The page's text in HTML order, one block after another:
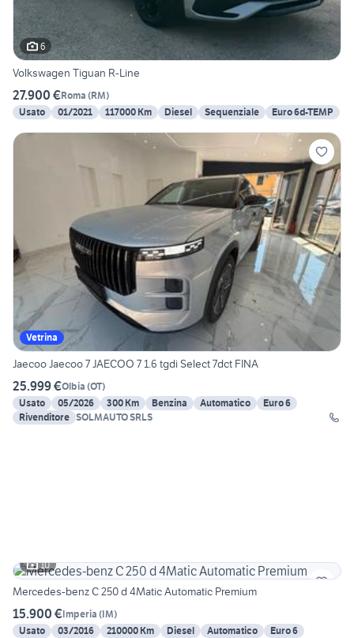
6
Volkswagen Tiguan R-Line
27.900 €Roma (RM)
Usato
01/2021 117000 Km Diesel Sequenziale Euro 6d-TEMP
Vetrina
Jaecoo Jaecoo 7 JAECOO 7 1.6 tgdi Select 7dct FINA
25.999 €Olbia (OT)
Usato
05/2026 300 Km Benzina Automatico
Euro 6
Rivenditore SOLMAUTO SRLS
10
Mercedes-benz C 250 d 4Matic Automatic Premium
15.900 €Imperia (IM)
Usato
03/2016 210000 Km Diesel Automatico
Euro 6